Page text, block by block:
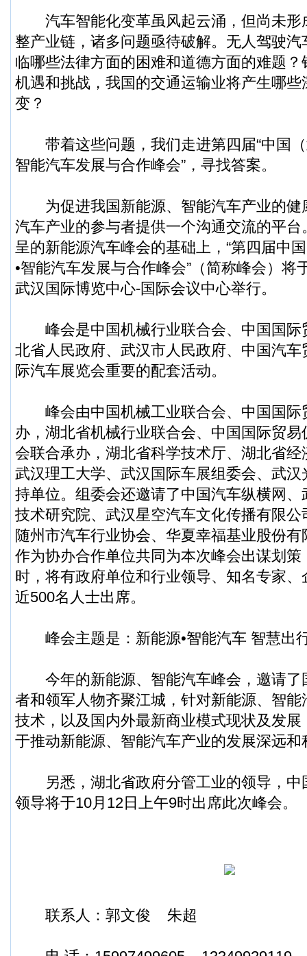
汽车智能化变革虽风起云涌，但尚未形
整产业链，诸多问题亟待破解。无人驾驶
临哪些法律方面的困难和道德方面的难题
机遇和挑战，我国的交通运输业将产生哪
变？
带着这些问题，我们走进第四届“中国（
智能汽车发展与合作峰会”，寻找答案。
为促进我国新能源、智能汽车产业的健
汽车产业的参与者提供一个沟通交流的平
呈的新能源汽车峰会的基础上，“第四届中
•智能汽车发展与合作峰会”（简称峰会）将
武汉国际博览中心-国际会议中心举行。
峰会是中国机械行业联合会、中国国际
北省人民政府、武汉市人民政府、中国汽
际汽车展览会重要的配套活动。
峰会由中国机械工业联合会、中国国际
办，湖北省机械行业联合会、中国国际贸
会联合承办，湖北省科学技术厅、湖北省
武汉理工大学、武汉国际车展组委会、武
持单位。组委会还邀请了中国汽车纵横网
技术研究院、武汉星空汽车文化传播有限
随州市汽车行业协会、华夏幸福基业股份
作为协办合作单位共同为本次峰会出谋划
时，将有政府单位和行业领导、知名专家
近500名人士出席。
峰会主题是：新能源•智能汽车 智慧出
今年的新能源、智能汽车峰会，邀请了
者和领军人物齐聚江城，针对新能源、智
技术，以及国内外最新商业模式现状及发
于推动新能源、智能汽车产业的发展深远和
另悉，湖北省政府分管工业的领导，中
领导将于10月12日上午9时出席此次峰会。
联系人：郭文俊 朱超